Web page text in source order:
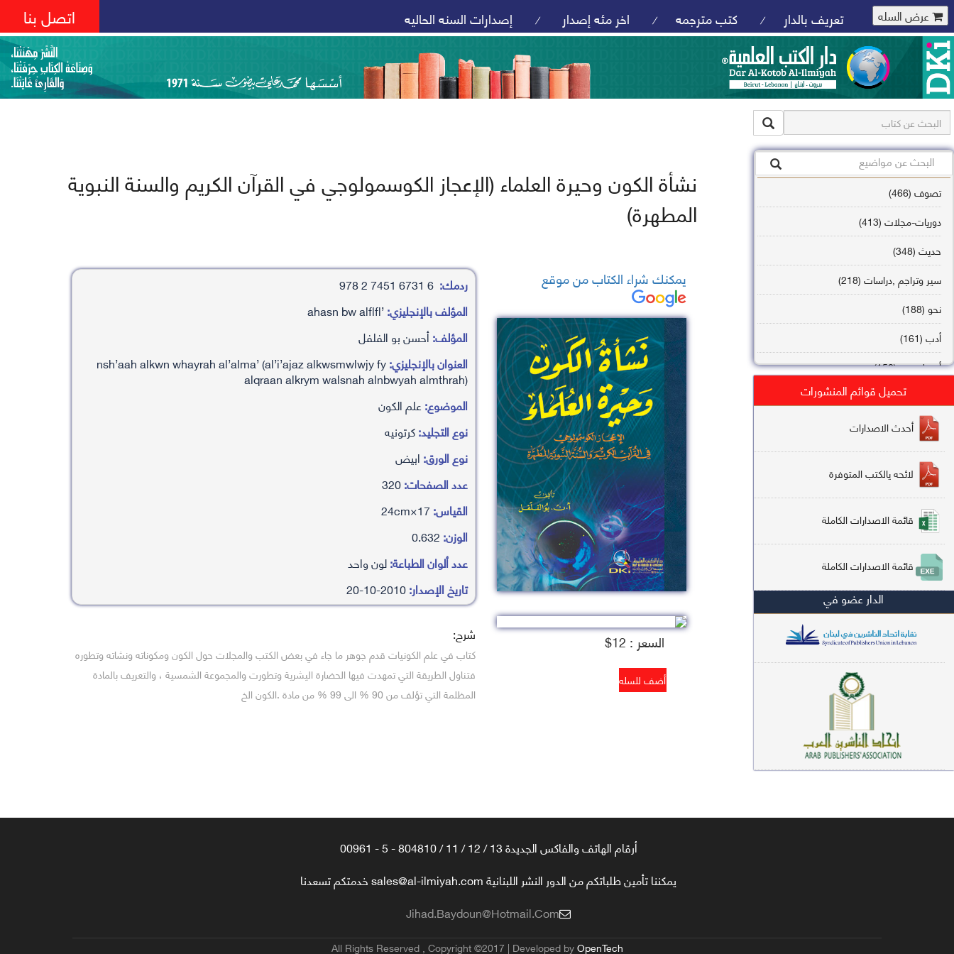
عرض السله تعريف بالدار / كتب مترجمه / اخر مئه إصدار / إصدارات السنه الحاليه اتصل بنا
تصوف (466)
دوريات-مجلات (413)
حديث (348)
سير وتراجم ,دراسات (218)
نحو (188)
أدب (161)
أصول فقه (158)
تاريخ (138)
فقه شافعي (132)
فقه حنفي (113)
فقه مالكي (112)
تفسير قرآن (106)
علم كلام (96)
أخلاق وتصوف (91)
سير وتراجم (90)
معاجم لغوية (89)
سيرة نبوية وتصوف (81)
دراسات إسلامية (75)
شعر (72)
تحميل قوائم المنشورات
أحدث الاصدارات
لائحه يالكتب المتوفرة
قائمة الاصدارات الكاملة
قائمة الاصدارات الكاملة
الدار عضو في
نشأة الكون وحيرة العلماء (الإعجاز الكوسمولوجي في القرآن الكريم والسنة النبوية
المطهرة)
يمكنك شراء الكتاب من موقع
السعر : 12$
ردمك: 6 6731 7451 2 978
المؤلف بالإنجليزي:’ahasn bw alflfl
المؤلف:أحسن بو الفلفل
العنوان بالإنجليزي:nsh’aah alkwn whayrah al’alma’ (al’i’ajaz alkwsmwlwjy fy
alqraan alkrym walsnah alnbwyah almthrah)
الموضوع:علم الكون
نوع التجليد:كرتونيه
نوع الورق:ابيض
عدد الصفحات:320
القياس:17×24cm
الوزن:
عدد ألوان الطباعة:لون واحد
تاريخ الإصدار:2010-10-20
شرح:
كتاب في علم الكونيات قدم جوهر ما جاء في بعض الكتب والمجلات حول الكون ومكوناته ونشاته وتطوره
فتناول الطريقة التي تمهدت فيها الحضارة اليشرية وتطورت والمجموعة الشمسية ، والتعريف بالمادة
المظلمة التي تؤلف من 90 % الى 99 % من مادة .الكون الخ
أرقام الهاتف والفاكس الجديدة 13 / 12 / 11 / 804810 - 5 - 00961
يمكننا تأمين طلباتكم من الدور النشر اللبنانية sales@al-ilmiyah.com خدمتكم تسعدنا
Jihad.baydoun@hotmail.com
All Rights Reserved , Copyright ©2017 | Developed byOpenTech